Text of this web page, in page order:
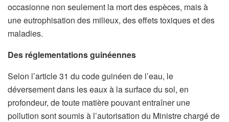
occasionne non seulement la mort des espèces, mais à
une eutrophisation des milieux, des effets toxiques et des
maladies.
Des réglementations guinéennes
Selon l’article 31 du code guinéen de l’eau, le
déversement dans les eaux à la surface du sol, en
profondeur, de toute matière pouvant entraîner une
pollution sont soumis à l’autorisation du Ministre chargé de